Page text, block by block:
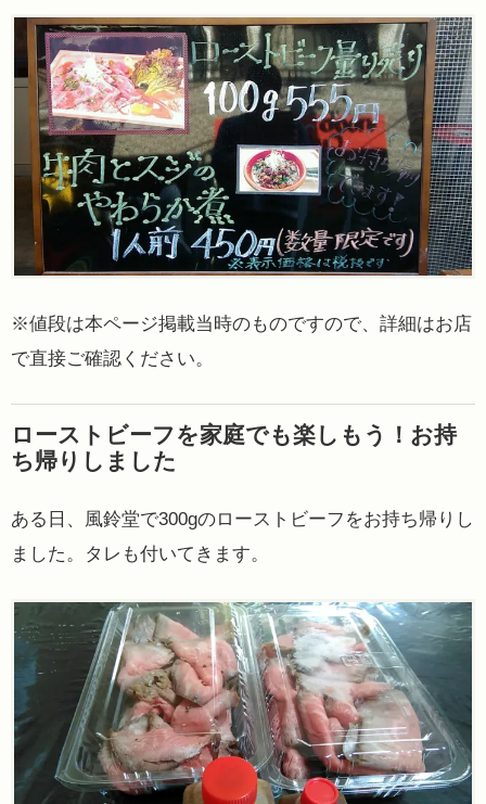
※値段は本ページ掲載当時のものですので、詳細はお店
で直接ご確認ください。
ローストビーフを家庭でも楽しもう！お持
ち帰りしました
ある日、風鈴堂で300gのローストビーフをお持ち帰りし
ました。タレも付いてきます。